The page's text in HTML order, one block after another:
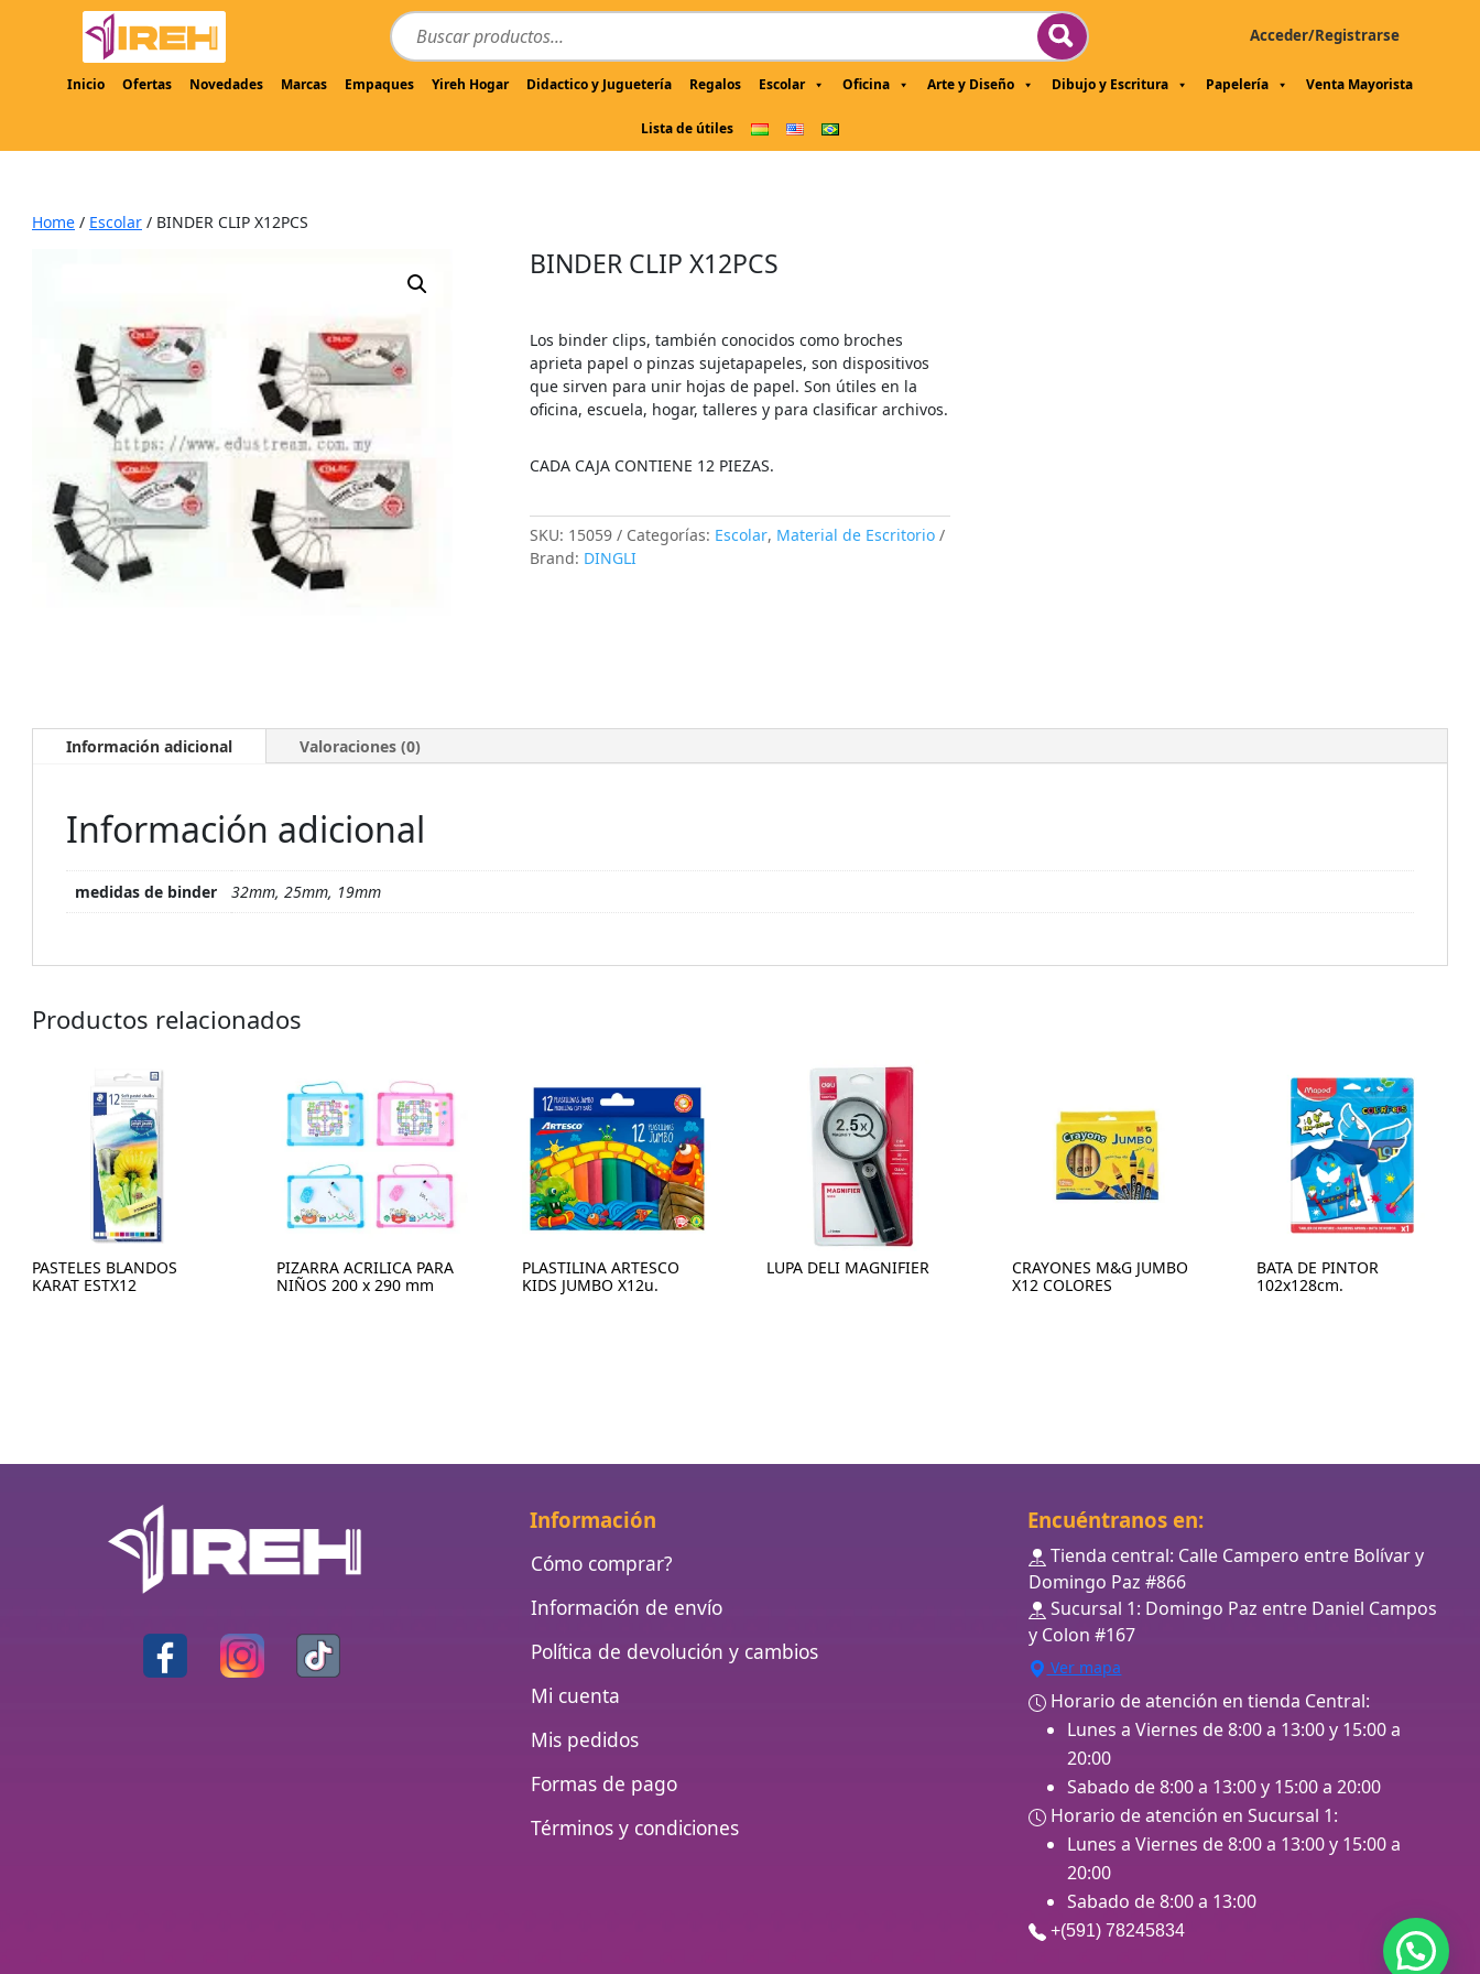
Acceder/Registrarse
Inicio Ofertas Novedades Marcas Empaques Yireh Hogar Didactico y Juguetería Regalos Escolar Oficina Arte y Diseño Dibujo y Escritura Papelería Venta Mayorista
Lista de útiles
Home / Escolar / BINDER CLIP X12PCS
BINDER CLIP X12PCS
Los binder clips, también conocidos como broches
aprieta papel o pinzas sujetapapeles, son dispositivos
que sirven para unir hojas de papel. Son útiles en la
oficina, escuela, hogar, talleres y para clasificar archivos.
CADA CAJA CONTIENE 12 PIEZAS.
SKU: 15059 Categorías: Escolar, Material de Escritorio
Brand: DINGLI
Información adicional Valoraciones (0)
Información adicional
medidas de binder 32mm, 25mm, 19mm
Productos relacionados
PASTELES BLANDOS
KARAT ESTX12
PIZARRA ACRILICA PARA
NIÑOS 200 x 290 mm
PLASTILINA ARTESCO
KIDS JUMBO X12u.
LUPA DELI MAGNIFIER
CRAYONES M&G JUMBO
X12 COLORES
BATA DE PINTOR
102x128cm.
Información
Cómo comprar?
Información de envío
Política de devolución y cambios
Mi cuenta
Mis pedidos
Formas de pago
Términos y condiciones
Encuéntranos en:
Tienda central: Calle Campero entre Bolívar y
Domingo Paz #866
Sucursal 1: Domingo Paz entre Daniel Campos
y Colon #167
Ver mapa
Horario de atención en tienda Central:
Lunes a Viernes de 8:00 a 13:00 y 15:00 a
20:00
Sabado de 8:00 a 13:00 y 15:00 a 20:00
Horario de atención en Sucursal 1:
Lunes a Viernes de 8:00 a 13:00 y 15:00 a
20:00
Sabado de 8:00 a 13:00
+(591) 78245834